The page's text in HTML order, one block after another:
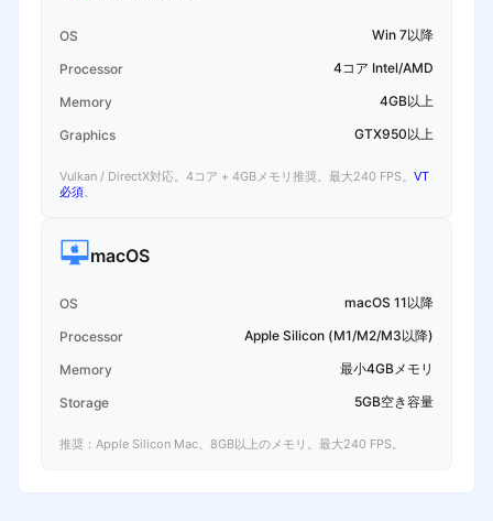
OS Win 7以降
Processor 4コア Intel/AMD
Memory 4GB以上
Graphics GTX950以上
Vulkan / DirectX対応。4コア + 4GBメモリ推奨。最大240 FPS。 VT
必須。
macOS
OS macOS 11以降
Processor Apple Silicon (M1/M2/M3以降)
Memory 最小4GBメモリ
Storage 5GB空き容量
推奨：Apple Silicon Mac、8GB以上のメモリ。最大240 FPS。